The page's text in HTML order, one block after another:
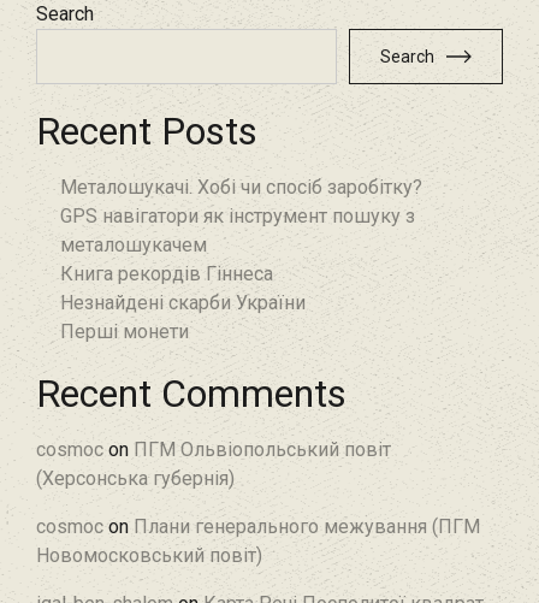
Search
Search
Recent Posts
Металошукачі. Хобі чи спосіб заробітку?
GPS навігатори як інструмент пошуку з
металошукачем
Книга рекордів Гіннеса
Незнайдені скарби України
Перші монети
Recent Comments
cosmoc on ПГМ Ольвіопольський повіт
(Херсонська губернія)
cosmoc on Плани генерального межування (ПГМ
Новомосковський повіт)